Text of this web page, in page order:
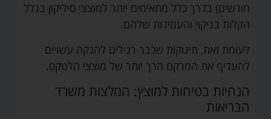
חודשים) בדרך כלל מתאימים יותר למוצצי סיליקון בגלל
הקלות בניקוי והעמידות שלהם.
לעומת זאת, תינוקות שכבר רגילים להנקה עשויים
להעדיף את המרקם הרך יותר של מוצצי הלטקס.
הנחיות בטיחות למוצץ: המלצות משרד
הבריאות